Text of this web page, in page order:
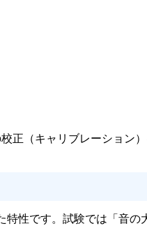
正（キャリブレーション
性です。試験では「音の